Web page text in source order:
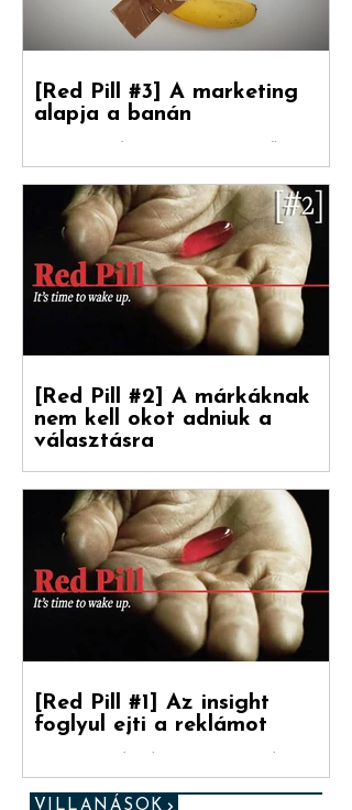
[Red Pill #3] A marketing
alapja a banán
Debreceni Jánossal , a Hogyan nőnek a
márkák című könyv fordítójával Kovács
Levente [ White Rabbit kreatívigazgató,
Reklámtörténet...
[Red Pill #2] A márkáknak
nem kell okot adniuk a
választásra
Debreceni Jánossal, a Hogyan nőnek a
márkák című könyv fordítójával
beszélgettünk a marketinges
paradigmaváltásról és annak megannyi...
[Red Pill #1] Az insight
foglyul ejti a reklámot